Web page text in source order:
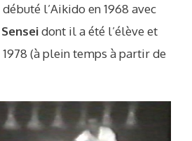
l’Aikido en 1968 avec
dont il a été l’élève et
1978 (à plein temps à partir de